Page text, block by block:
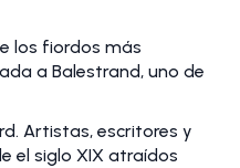
los fiordos más
a Balestrand, uno de
Artistas, escritores y
el siglo XIX atraídos